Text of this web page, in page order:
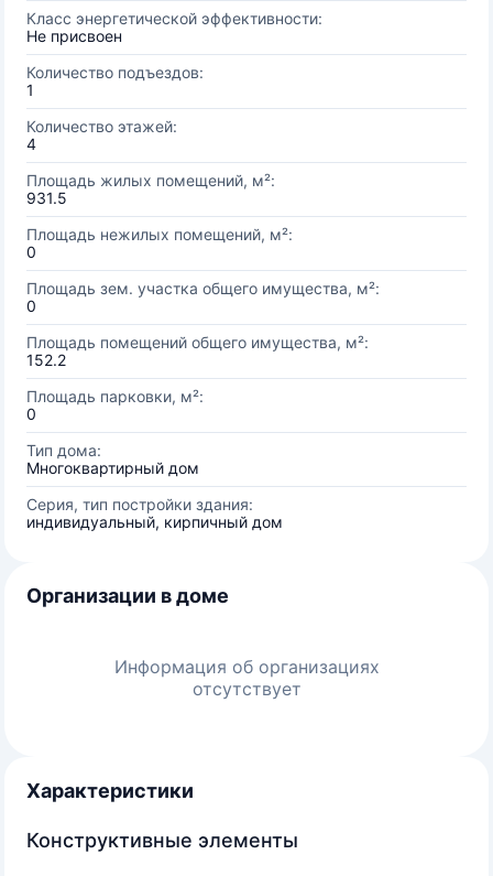
Класс энергетической эффективности:
Не присвоен
Количество подъездов:
1
Количество этажей:
4
Площадь жилых помещений, м²:
931.5
Площадь нежилых помещений, м²:
0
Площадь зем. участка общего имущества, м²:
0
Площадь помещений общего имущества, м²:
152.2
Площадь парковки, м²:
0
Тип дома:
Многоквартирный дом
Серия, тип постройки здания:
индивидуальный, кирпичный дом
Организации в доме
Информация об организациях
отсутствует
Характеристики
Конструктивные элементы